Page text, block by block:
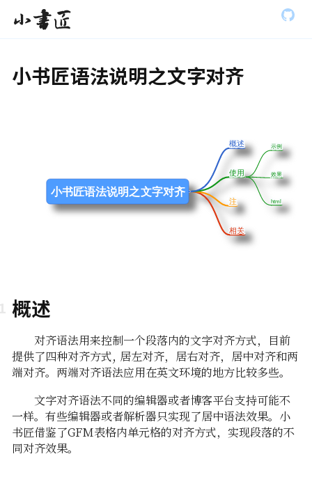
小书匠
小书匠语法说明之文字对齐
小书匠语法说明之文字对齐
相关
相关
注
注
使用
使用
html
html
效果
效果
示例
示例
概述
概述
概述
对齐语法用来控制一个段落内的文字对齐方式，目前
提供了四种对齐方式, 居左对齐，居右对齐，居中对齐和两
端对齐。两端对齐语法应用在英文环境的地方比较多些。
文字对齐语法不同的编辑器或者博客平台支持可能不
一样。有些编辑器或者解析器只实现了居中语法效果。小
书匠借鉴了GFM表格内单元格的对齐方式，实现段落的不
同对齐效果。
部展开